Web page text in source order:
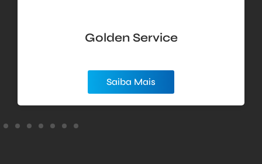
Golden Service
Saiba Mais